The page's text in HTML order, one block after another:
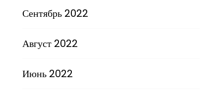
Сентябрь 2022
Август 2022
Июнь 2022